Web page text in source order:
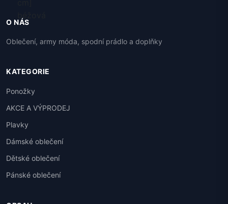
O NÁS
Oblečení, army móda, spodní prádlo a doplňky
KATEGORIE
Ponožky
AKCE A VÝPRODEJ
Plavky
Dámské oblečení
Dětské oblečení
Pánské oblečení